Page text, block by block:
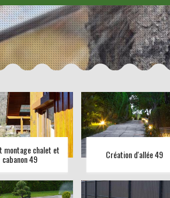
montage chalet et
cabanon 49 Création d'allée 49